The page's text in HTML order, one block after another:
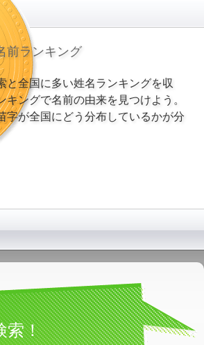
前ランキング
と全国に多い姓名ランキングを収
ングで名前の由来を見つけよう。
字が全国にどう分布しているかが分
索！